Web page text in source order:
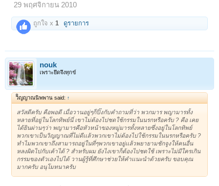
29 พฤศจิกายน 2010
ถูกใจ x 1 ดูรายการ
nouk
เพราะยึดจึงทุกข์
วิิญญาณนิพพาน said: ↑
สวัสดีครับ คือพอดี เมื่อวานอยู่ๆก็ปิ๊งกับคําถามที่ว่า พวกมาร พญามารทั้ง
หลายที่อยู่ในโลกทิพย์นี่ เขาไม่ต้องไปชดใช้กรรมในนรกหรือครับ ? คือ เคย
ได้ยินผ่านๆว่า พญามารคือหัวหน้าของหมู่มารทั้งหลายซึ่งอยู่ในโลกทิพย์
พวกเขาเป็นวิญญาณที่ไม่ดีเเล้วพวกเขาไม่ต้องไปใช้กรรมในนรกหรือครับ ?
ทําไมพวกเขาถึงสามารถอยู่ในที่ๆพวกเขาอยู่เเล้วพยายามชักจูงให้คนอื่น
หลงผิดไปกับเค้าได้ ? สําหรับผม ยังไงเขาก็ต้องไปชดใช้ เพราะไม่มีใครเกิน
กรรมของตัวเองไปได้ วานผู้รู้ที่ศึกษาช่วยให้คําเเนะนําด้วยครับ ขอบคุณ
มากครับ อนุโมทนาครับ